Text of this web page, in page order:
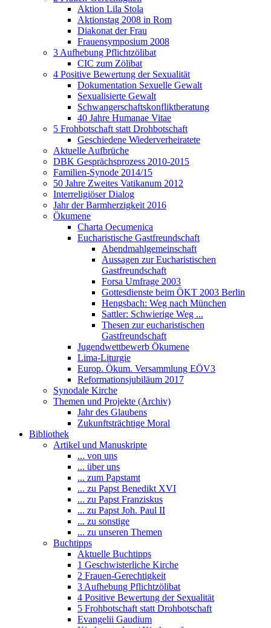
Aktion Lila Stola
Aktionstag 2008 in Rom
Diakonat der Frau
Frauensymposium 2008
3 Aufhebung Pflichtzölibat
CIC zum Zölibat
4 Positive Bewertung der Sexualität
Dokumentation Sexuelle Gewalt
Sexualisierte Gewalt
Schwangerschaftskonfliktberatung
40 Jahre Humanae Vitae
5 Frohbotschaft statt Drohbotschaft
Geschiedene Wiederverheiratete
Aktuelle Aufbrüche
DBK Gesprächsprozess 2010-2015
Familien-Synode 2014/15
50 Jahre Zweites Vatikanum 2012
Interreligiöser Dialog
Jahr der Barmherzigkeit 2016
Ökumene
Charta Oecumenica
Eucharistische Gastfreundschaft
Abendmahlgemeinschaft
Aussagen zur Eucharistischen
Gastfreundschaft
Forsa Umfrage 2003
Gottesdienste beim ÖKT 2003 Berlin
Hengsbach: Weg nach München
Sattler: Schwierige Weg ...
Thesen zur eucharistischen
Gastfreundschaft
Jugendwettbewerb Ökumene
Lima-Liturgie
Europ. Ökum. Versammlung EÖV3
Reformationsjubiläum 2017
Synodale Kirche
Themen und Projekte (Archiv)
Jahr des Glaubens
Zukunftsträchtige Moral
Bibliothek
Artikel und Manuskripte
... von uns
... über uns
... zum Papstamt
... zu Papst Benedikt XVI
... zu Papst Franziskus
... zu Papst Joh. Paul II
... zu sonstige
... zu unseren Themen
Buchtipps
Aktuelle Buchtipps
1 Geschwisterliche Kirche
2 Frauen-Gerechtigkeit
3 Aufhebung Pflichtzölibat
4 Positive Bewertung der Sexualität
5 Frohbotschaft statt Drohbotschaft
Evangelii Gaudium